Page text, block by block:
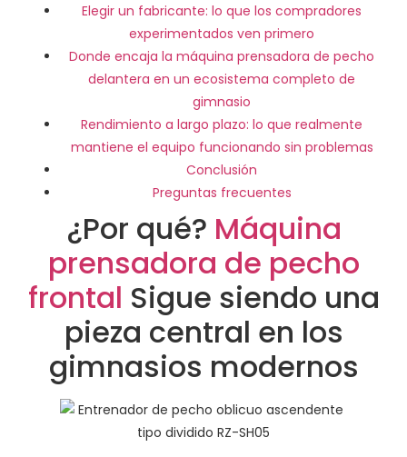
Elegir un fabricante: lo que los compradores
experimentados ven primero
Donde encaja la máquina prensadora de pecho
delantera en un ecosistema completo de
gimnasio
Rendimiento a largo plazo: lo que realmente
mantiene el equipo funcionando sin problemas
Conclusión
Preguntas frecuentes
¿Por qué? Máquina
prensadora de pecho
frontal Sigue siendo una
pieza central en los
gimnasios modernos